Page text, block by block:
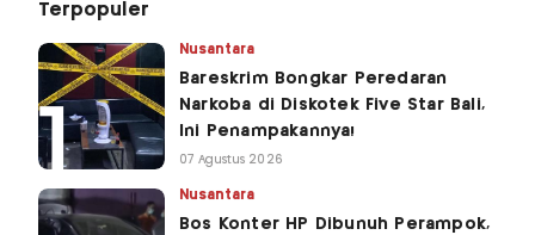
Terpopuler
Nusantara
Bareskrim Bongkar Peredaran
Narkoba di Diskotek Five Star Bali,
Ini Penampakannya!
07 Agustus 2026
Nusantara
Bos Konter HP Dibunuh Perampok,